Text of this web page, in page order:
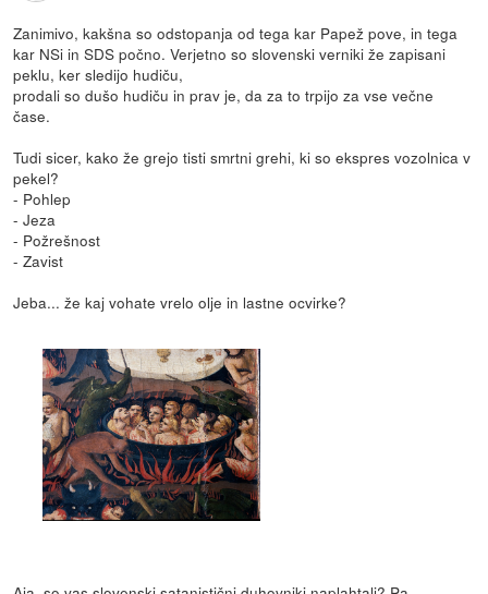
Zanimivo, kakšna so odstopanja od tega kar Papež pove, in tega
kar NSi in SDS počno. Verjetno so slovenski verniki že zapisani
peklu, ker sledijo hudiču,
prodali so dušo hudiču in prav je, da za to trpijo za vse večne
čase.
Tudi sicer, kako že grejo tisti smrtni grehi, ki so ekspres vozolnica v
pekel?
- Pohlep
- Jeza
- Požrešnost
- Zavist
Jeba... že kaj vohate vrelo olje in lastne ocvirke?